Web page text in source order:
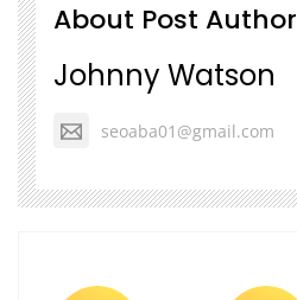
About Post Author
Johnny Watson
seoaba01@gmail.com